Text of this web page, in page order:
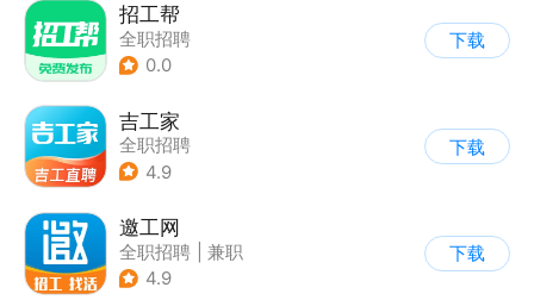
招工帮
全职招聘
0.0
下载
吉工家
全职招聘
4.9
下载
邀工网
全职招聘
兼职
4.9
下载